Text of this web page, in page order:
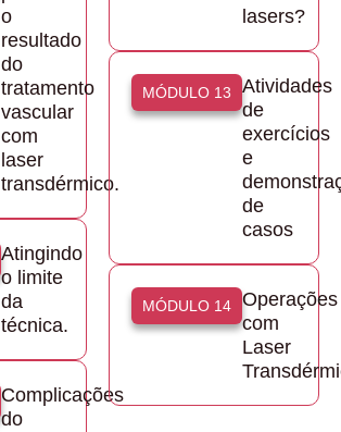
o
resultado
do
tratamento
vascular
com
laser
transdérmico.
Atingindo
o limite
da
técnica.
Complicações
do
lasers?
MÓDULO 13
Atividades
de
exercícios
e
de
casos
MÓDULO 14
Operações
com
Laser